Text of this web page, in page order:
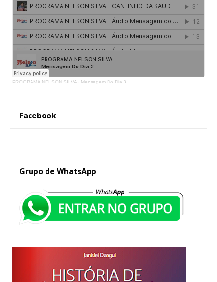
PROGRAMA NELSON SILVA · Mensagem Do Dia 3
Facebook
Grupo de WhatsApp